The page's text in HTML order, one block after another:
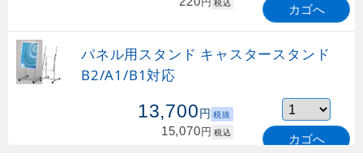
カゴへ
パネル用スタンド キャスタースタンド
B2/A1/B1対応
13,700円 税抜
15,070円 税込 カゴへ